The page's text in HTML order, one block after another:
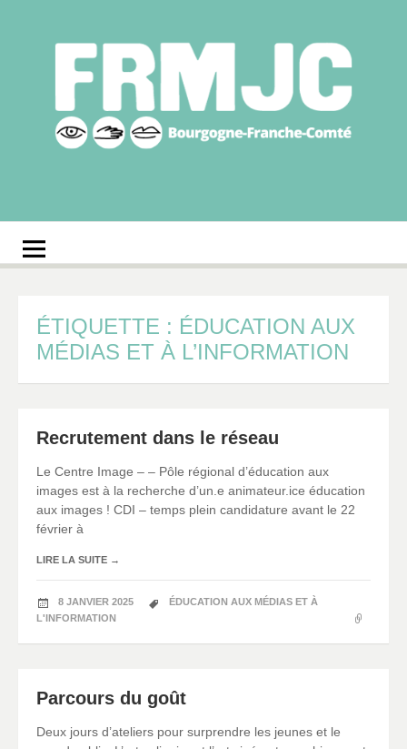
régionale des MJC
Bourgogne-Franche-
ÉTIQUETTE : ÉDUCATION AUX
MÉDIAS ET À L’INFORMATION
Recrutement dans le réseau
Le Centre Image – – Pôle régional d’éducation aux
images est à la recherche d’un.e animateur.ice éducation
aux images ! CDI – temps plein candidature avant le 22
février à
LIRE LA SUITE →
8 JANVIER 2025
ÉDUCATION AUX MÉDIAS ET À
L'INFORMATION
Parcours du goût
Deux jours d’ateliers pour surprendre les jeunes et le